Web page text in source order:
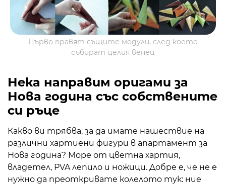
Първо правят същите модули, след което
събират целия венец
Нека направим оригами за
Нова година със собствените
си ръце
Какво ви трябва, за да имате нашествие на
различни хартиени фигури в апартамент за
Нова година? Море от цветна хартия,
владетел, PVA лепило и ножици. Добре е, че не е
нужно да преоткривате колелото тук: ние